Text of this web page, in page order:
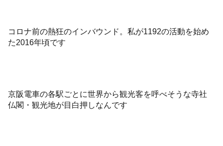
コロナ前の熱狂のインバウンド。私が1192の活動を始め
た2016年頃です
京阪電車の各駅ごとに世界から観光客を呼べそうな寺社
仏閣・観光地が目白押しなんです